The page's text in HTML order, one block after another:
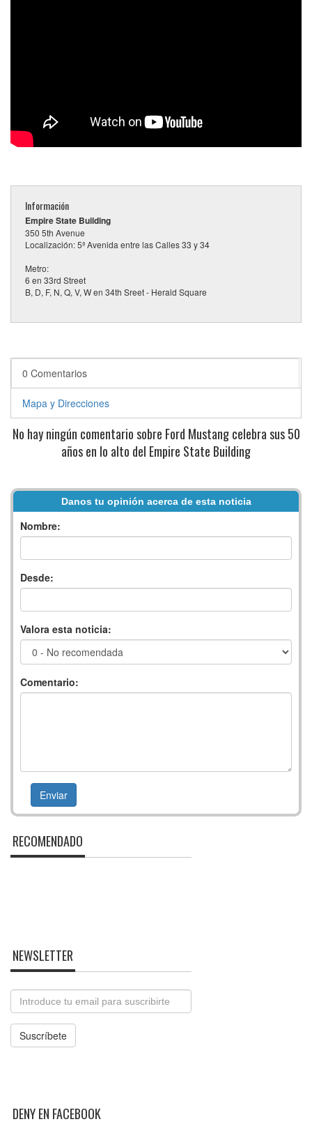
Información
Empire State Building
350 5th Avenue
Localización: 5ª Avenida entre las Calles 33 y 34
Metro:
6 en 33rd Street
B, D, F, N, Q, V, W en 34th Sreet - Herald Square
0 Comentarios
Mapa y Direcciones
No hay ningún comentario sobre Ford Mustang celebra sus 50
años en lo alto del Empire State Building
Danos tu opinión acerca de esta noticia
Nombre:
Desde:
Valora esta noticia:
Comentario:
RECOMENDADO
NEWSLETTER
Email
Suscríbete
DENY EN FACEBOOK